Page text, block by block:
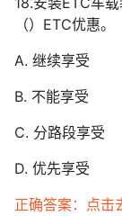
（）ETC优惠。
A. 继续享受
B. 不能享受
C. 分路段享受
D. 优先享受
正确答案：点击